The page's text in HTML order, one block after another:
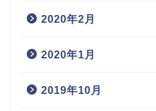
2020年2月
2020年1月
2019年10月